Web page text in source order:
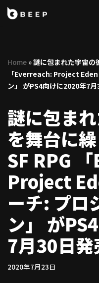
ン
ツ
へ
キ
ッ
プ
Home »謎に包まれた宇宙の
「Everreach: Project Eden
ン」 がPS4向けに2020年7
謎に包ま
を舞台に
SF RPG
Project
ーチ: プロ
ン」 が
7月30日発
2020年7月23日